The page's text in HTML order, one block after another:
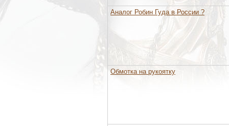
Аналог Робин Гуда в России ?
Обмотка на рукоятку